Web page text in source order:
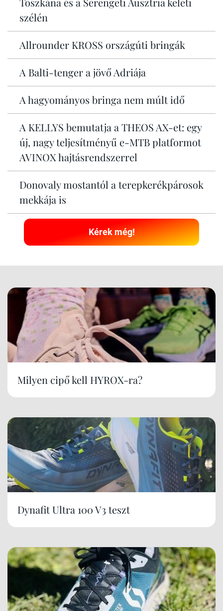
szélén
Allrounder KROSS országúti bringák
A Balti-tenger a jövő Adriája
A hagyományos bringa nem múlt idő
A KELLYS bemutatja a THEOS AX-et: egy
új, nagy teljesítményű e-MTB platformot
AVINOX hajtásrendszerrel
Donovaly mostantól a terepkerékpárosok
mekkája is
Kérek még!
Milyen cipő kell HYROX-ra?
Dynafit Ultra 100 V3 teszt